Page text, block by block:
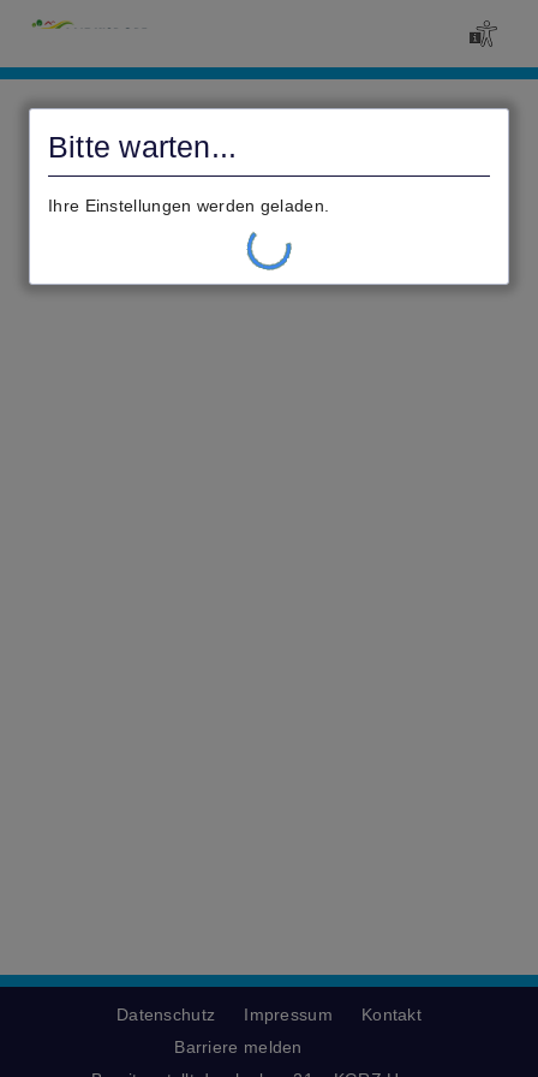
Bitte warten...
Ihre Einstellungen werden geladen.
Datenschutz Impressum Kontakt
Barriere melden